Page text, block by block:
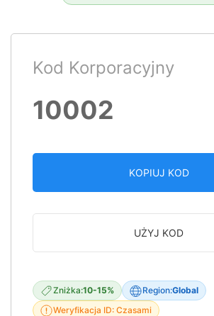
Kod Korporacyjny
10002
KOPIUJ KOD
UŻYJ KOD
Zniżka:10-15% Region:Global
Weryfikacja ID: Czasami